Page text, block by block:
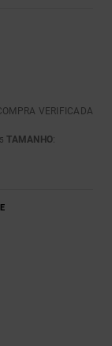
VERIFICADA
TAMANHO: